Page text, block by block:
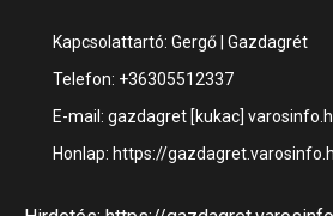
Kapcsolattartó: Gergő | Gazdagrét
Telefon: +36305512337
E-mail: gazdagret [kukac]
Honlap: https://